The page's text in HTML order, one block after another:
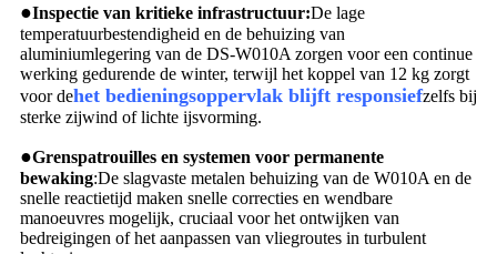
●Inspectie van kritieke infrastructuur:De lage
temperatuurbestendigheid en de behuizing van
aluminiumlegering van de DS-W010A zorgen voor een continue
werking gedurende de winter, terwijl het koppel van 12 kg zorgt
voor dehet bedieningsoppervlak blijft responsiefzelfs bij
sterke zijwind of lichte ijsvorming.
●Grenspatrouilles en systemen voor permanente
bewaking:De slagvaste metalen behuizing van de W010A en de
snelle reactietijd maken snelle correcties en wendbare
manoeuvres mogelijk, cruciaal voor het ontwijken van
bedreigingen of het aanpassen van vliegroutes in turbulent